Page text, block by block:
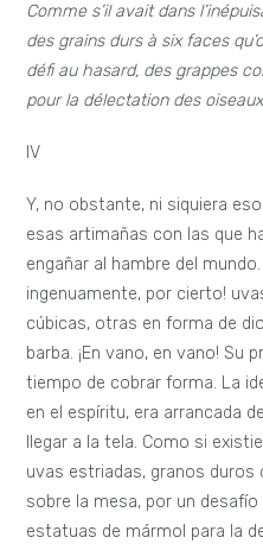
Comme s’il avait dans
des grains durs à six faces
défi au hasard, des grappes
pour la délectation des
IV
Y, no obstante, ni siquiera
esas artimañas con las que
engañar al hambre del
ingenuamente, por cierto!
cúbicas, otras en forma de
barba. ¡En vano, en vano! Su
tiempo de cobrar forma. La
en el espíritu, era arrancada
llegar a la tela. Como si
uvas estriadas, granos duros
sobre la mesa, por un
estatuas de mármol para la